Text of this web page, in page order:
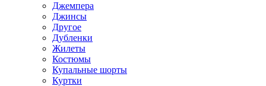
Джемпера
Джинсы
Другое
Дубленки
Жилеты
Костюмы
Купальные шорты
Куртки